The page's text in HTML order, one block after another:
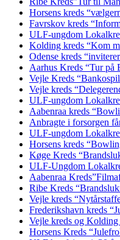
Horsens kreds
Favrskov kreds
ULF-ungdom
Kolding kreds “Kom
Odense kreds
Aarhus Kreds “Tur på
Vejle Kreds
Vejle kreds
ULF-ungdom
Aabenraa kreds
Anbragte i forsorgen
ULF-ungdom
Horsens kreds
Køge Kreds
ULF-Ungdom
Aabenraa
Ribe Kreds
Vejle kreds
Frederikshavn kreds
Vejle kreds og Kolding
Horsens Kreds